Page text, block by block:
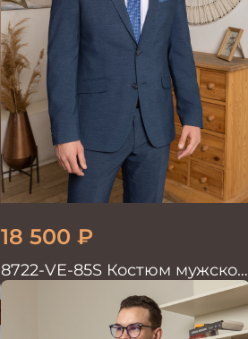
18 500 ₽
8722-VE-85S Костюм мужской
двойка